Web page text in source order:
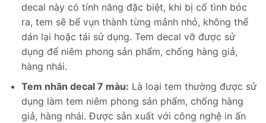
decal này có tính năng đặc biệt, khi bị cố tình bóc
ra, tem sẽ bể vụn thành từng mảnh nhỏ, không thể
dán lại hoặc tái sử dụng. Tem decal vỡ được sử
dụng để niêm phong sản phẩm, chống hàng giả,
hàng nhái.
Tem nhãn decal 7 màu: Là loại tem thường được sử
dụng làm tem niêm phong sản phẩm, chống hàng
giả, hàng nhái. Được sản xuất với công nghệ in ấn